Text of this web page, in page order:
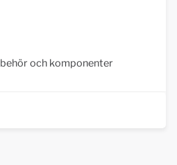
och komponenter